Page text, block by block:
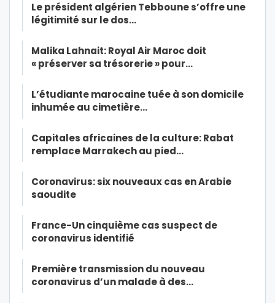
Le président algérien Tebboune s’offre une
légitimité sur le dos…
Malika Lahnait: Royal Air Maroc doit
« préserver sa trésorerie » pour…
L’étudiante marocaine tuée à son domicile
inhumée au cimetière…
Capitales africaines de la culture: Rabat
remplace Marrakech au pied…
Coronavirus: six nouveaux cas en Arabie
saoudite
France-Un cinquième cas suspect de
coronavirus identifié
Première transmission du nouveau
coronavirus d’un malade à des…